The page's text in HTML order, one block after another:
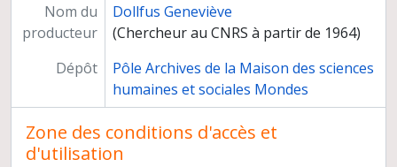
Nom du
producteur
Dollfus Geneviève
(Chercheur au CNRS à partir de 1964)
Dépôt
Pôle Archives de la Maison des sciences
humaines et sociales Mondes
Zone des conditions d'accès et
d'utilisation